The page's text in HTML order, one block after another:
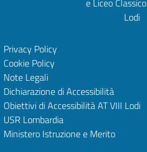
e Liceo Classico
Lodi
Privacy Policy
Cookie Policy
Note Legali
Dichiarazione di Accessibilità
Obiettivi di AccessibilitàAT VIII Lodi
USR Lombardia
Ministero Istruzione e Merito